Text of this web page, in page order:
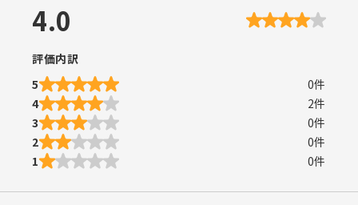
4.0
評価内訳
5
0件
4
2件
3
0件
2
0件
1
0件